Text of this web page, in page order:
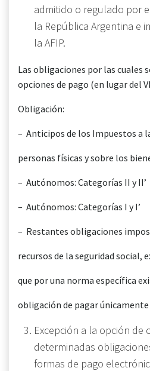
admitido o regulado por
la República Argentina e
la AFIP.
Las obligaciones por las cuales
opciones de pago (en lugar del
Obligación:
– Anticipos de los Impuestos a
personas físicas y sobre los
– Autónomos: Categorías II y II’
– Autónomos: Categorías I y I’
– Restantes obligaciones
recursos de la seguridad social,
que por una norma específica
obligación de pagar únicamente
Excepción a la opción de
determinadas
formas de pago